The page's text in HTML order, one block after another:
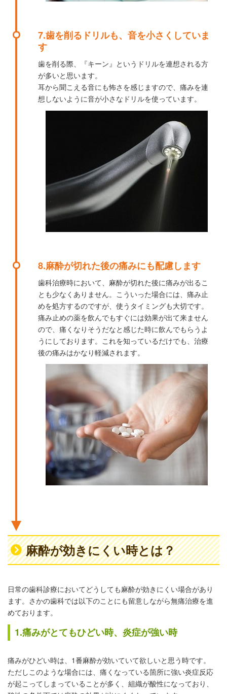
7.歯を削るドリルも、音を小さくしていま
す
歯を削る際、『キーン』というドリルを連想される方
が多いと思います。
耳から聞こえる音にも怖さを感じますので、痛みを連
想しないように音が小さなドリルを使っています。
8.麻酔が切れた後の痛みにも配慮します
歯科治療時において、麻酔が切れた後に痛みが出るこ
とも少なくありません。こういった場合には、痛み止
めを処方するのですが、使うタイミングも大切です。
痛み止めの薬を飲んでもすぐには効果が出て来ません
ので、痛くなりそうだなと感じた時に飲んでもらうよ
うにしております。これを知っているだけでも、治療
後の痛みはかなり軽減されます。
麻酔が効きにくい時とは？
日常の歯科診療においてどうしても麻酔が効きにくい場合があり
ます。さかの歯科では以下のことにも留意しながら無痛治療を進
めております。
1.痛みがとてもひどい時、炎症が強い時
痛みがひどい時は、1番麻酔が効いていて欲しいと思う時です。
ただしこのような場合には、痛くなっている箇所に強い炎症反応
が起こってしまっていることが多く、組織が酸性になっており、